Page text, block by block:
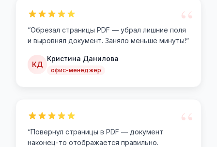
“
“Обрезал страницы PDF — убрал лишние поля
и выровнял документ. Заняло меньше минуты!”
КД
Кристина Данилова
офис-менеджер
“
“Повернул страницы в PDF — документ
наконец-то отображается правильно.